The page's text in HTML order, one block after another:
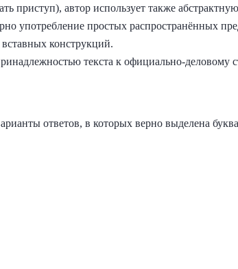
приступ), автор использует также
употребление простых распространённых
конструкций.
текста к официально-деловому
ответов, в которых верно выделена